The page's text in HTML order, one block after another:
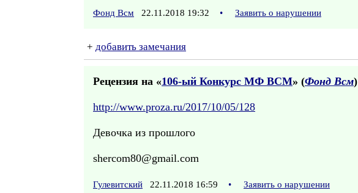
Фонд Всм 22.11.2018 19:32 • Заявить о нарушении
+ добавить замечания
Рецензия на «106-ый Конкурс МФ ВСМ» (Фонд Всм)
http://www.proza.ru/2017/10/05/128
Девочка из прошлого
shercom80@gmail.com
Гулевитский 22.11.2018 16:59 • Заявить о нарушении